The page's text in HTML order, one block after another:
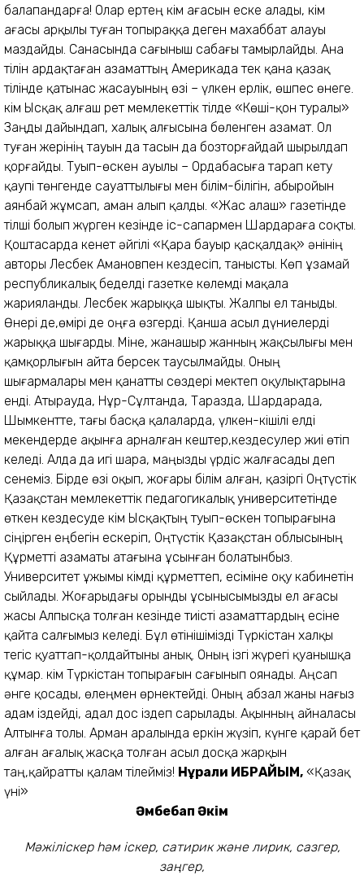
балапандарға! Олар ертең Әкім ағасын еске алады, Әкім
ағасы арқылы туған топыраққа деген махаббат алауы
маздайды. Санасында сағыныш сабағы тамырлайды. Ана
тілін ардақтаған азаматтың Америкада тек қана қазақ
тілінде қатынас жасауының өзі – үлкен ерлік, өшпес өнеге.
Әкім Ысқақ алғаш рет мемлекеттік тілде «Көші-қон туралы»
Заңды дайындап, халық алғысына бөленген азамат. Ол
туған жерінің тауын да тасын да бозторғайдай шырылдап
қорғайды. Туып-өскен ауылы – Ордабасыға тарап кету
қаупі төнгенде сауаттылығы мен білім-білігін, абыройын
аянбай жұмсап, аман алып қалды. «Жас алаш» газетінде
тілші болып жүрген кезінде іс-сапармен Шардараға соқты.
Қоштасарда кенет әйгілі «Қара бауыр қасқалдақ» әнінің
авторы Лесбек Амановпен кездесіп, танысты. Көп ұзамай
республикалық беделді газетке көлемді мақала
жарияланды. Лесбек жарыққа шықты. Жалпы ел таныды.
Өнері де,өмірі де оңға өзгерді. Қанша асыл дүниелерді
жарыққа шығарды. Міне, жанашыр жанның жақсылығы мен
қамқорлығын айта берсек таусылмайды. Оның
шығармалары мен қанатты сөздері мектеп оқулықтарына
енді. Атырауда, Нұр-Сұлтанда, Таразда, Шардарада,
Шымкентте, тағы басқа қалаларда, үлкен-кішілі елді
мекендерде ақынға арналған кештер,кездесулер жиі өтіп
келеді. Алда да игі шара, маңызды үрдіс жалғасады деп
сенеміз. Бірде өзі оқып, жоғары білім алған, қазіргі Оңтүстік
Қазақстан мемлекеттік педагогикалық университетінде
өткен кездесуде Әкім Ысқақтың туып-өскен топырағына
сіңірген еңбегін ескеріп, Оңтүстік Қазақстан облысының
Құрметті азаматы атағына ұсынған болатынбыз.
Университет ұжымы Әкімді құрметтеп, есіміне оқу кабинетін
сыйлады. Жоғарыдағы орынды ұсынысымызды ел ағасы
жасы Алпысқа толған кезінде тиісті азаматтардың есіне
қайта салғымыз келеді. Бұл өтінішімізді Түркістан халқы
тегіс қуаттап-қолдайтыны анық. Оның ізгі жүрегі қуанышқа
құмар. Әкім Түркістан топырағын сағынып оянады. Аңсап
әнге қосады, өлеңмен өрнектейді. Оның абзал жаны нағыз
адам іздейді, адал дос іздеп сарылады. Ақынның айналасы
Алтынға толы. Арман аралында еркін жүзіп, күнге қарай бет
алған ағалық жасқа толған асыл досқа жарқын
таң,қайратты қалам тілейміз! Нұрғали ИБРАЙЫМ, «Қазақ
үні»
Әмбебап Әкім
Мәжіліскер hәм іскер, сатирикжәне лирик, сазгер,
заңгер,